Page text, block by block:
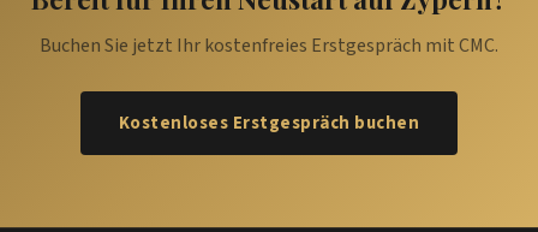
Buchen Sie jetzt Ihr kostenfreies Erstgespräch mit CMC.
Kostenloses Erstgespräch buchen